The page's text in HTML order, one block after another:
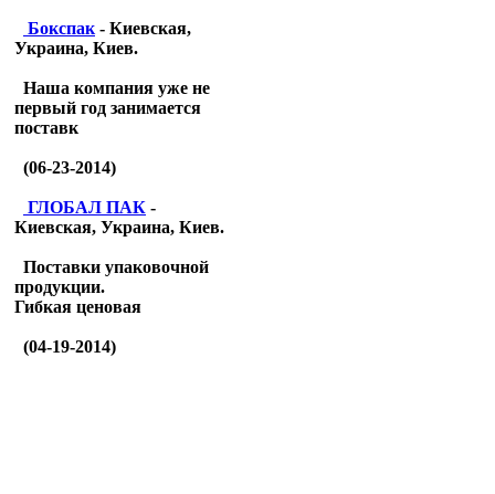
Бокспак - Киевская,
Украина, Киев.
Наша компания уже не
первый год занимается
поставк
(06-23-2014)
ГЛОБАЛ ПАК -
Киевская, Украина, Киев.
Поставки упаковочной
продукции.
Гибкая ценовая
(04-19-2014)